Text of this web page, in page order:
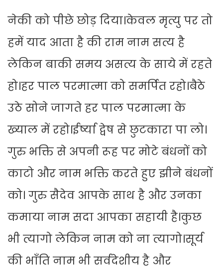
नेकी को पीछे छोड़ दिया।केवल मृत्यु पर तो
हमें याद आता है की राम नाम सत्य है
लेकिन बाकी समय असत्य के साये में रहते
हो।हर पाल परमात्मा को समर्पित रहो।बैठे
उठे सोने जागते हर पाल परमात्मा के
ख्याल में रहो।ईर्ष्या द्वेष से छुटकारा पा लो।
गुरु भक्ति से अपनी रूह पर मोटे बंधनों को
काटो और नाम भक्ति करते हुए झीने बंधनों
को। गुरु सैदेव आपके साथ है और उनका
कमाया नाम सदा आपका सहायी है।कुछ
भी त्यागो लेकिन नाम को ना त्यागो।सूर्य
की भाँति नाम भी सर्वदेशीय है और